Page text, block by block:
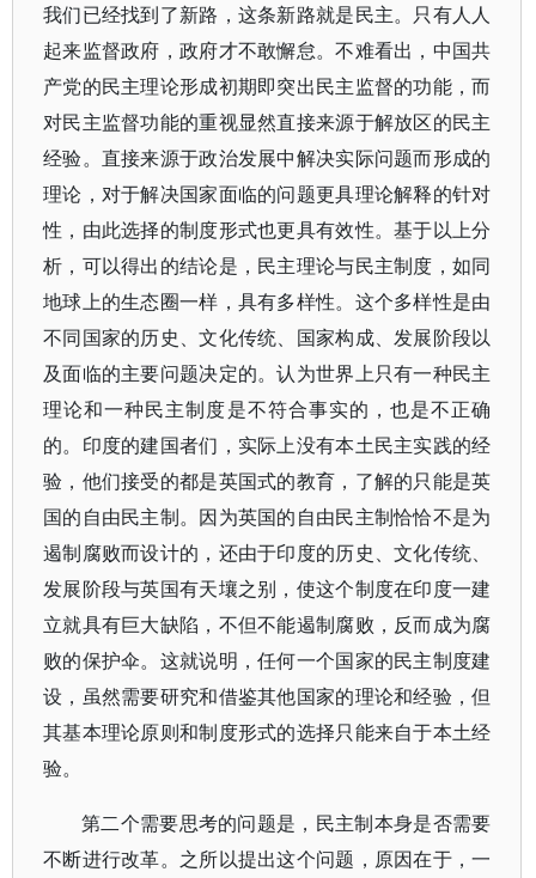
我们已经找到了新路，这条新路就是民主。只有人人
起来监督政府，政府才不敢懈怠。不难看出，中国共
产党的民主理论形成初期即突出民主监督的功能，而
对民主监督功能的重视显然直接来源于解放区的民主
经验。直接来源于政治发展中解决实际问题而形成的
理论，对于解决国家面临的问题更具理论解释的针对
性，由此选择的制度形式也更具有效性。基于以上分
析，可以得出的结论是，民主理论与民主制度，如同
地球上的生态圈一样，具有多样性。这个多样性是由
不同国家的历史、文化传统、国家构成、发展阶段以
及面临的主要问题决定的。认为世界上只有一种民主
理论和一种民主制度是不符合事实的，也是不正确
的。印度的建国者们，实际上没有本土民主实践的经
验，他们接受的都是英国式的教育，了解的只能是英
国的自由民主制。因为英国的自由民主制恰恰不是为
遏制腐败而设计的，还由于印度的历史、文化传统、
发展阶段与英国有天壤之别，使这个制度在印度一建
立就具有巨大缺陷，不但不能遏制腐败，反而成为腐
败的保护伞。这就说明，任何一个国家的民主制度建
设，虽然需要研究和借鉴其他国家的理论和经验，但
其基本理论原则和制度形式的选择只能来自于本土经
验。
第二个需要思考的问题是，民主制本身是否需要
不断进行改革。之所以提出这个问题，原因在于，一